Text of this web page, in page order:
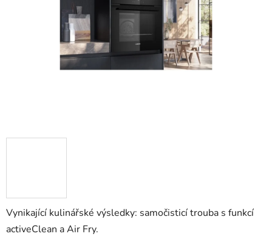
Vynikající kulinářské výsledky: samočisticí trouba s funkcí
activeClean a Air Fry.